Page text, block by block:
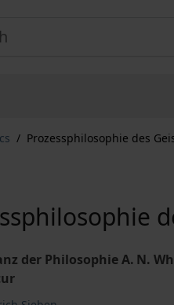
/ Prozessphilosophie des
der Philosophie A. N.